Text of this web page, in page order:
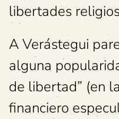
libertades
A Verástegui
alguna
de libertad” (en
financiero